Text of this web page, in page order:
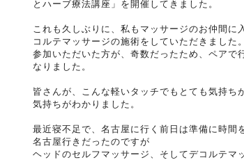
とハーブ療法講座」を開催してきました。
これも久しぶりに、私もマッサージのお仲間に
コルテマッサージの施術をしていただきました。
参加いただいた方が、奇数だったため、ペアで
なりました。
皆さんが、こんな軽いタッチでもとても気持ち
気持ちがわかりました。
最近寝不足で、名古屋に行く前日は準備に時間
名古屋行きだったのですが
ヘッドのセルフマッサージ、そしてデコルテマ